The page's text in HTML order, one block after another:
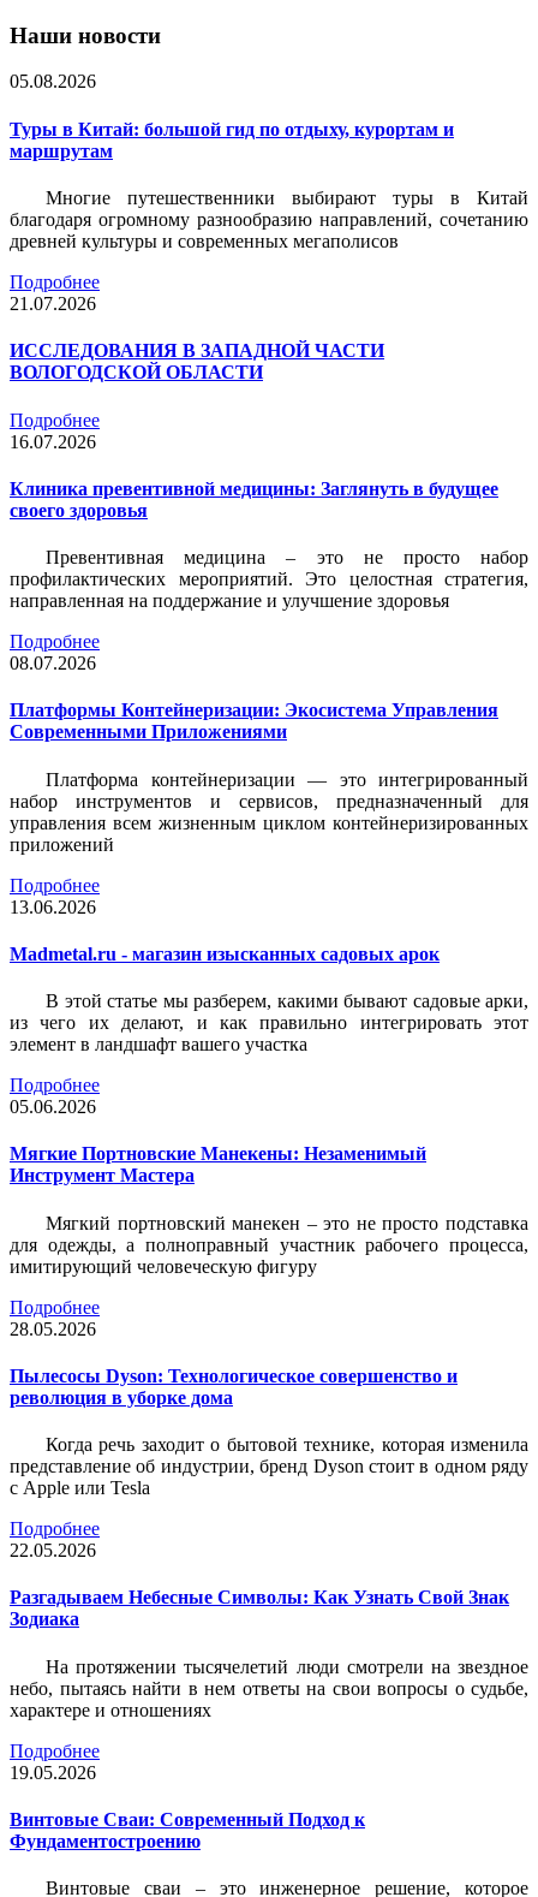
Наши новости
05.08.2026
Туры в Китай: большой гид по отдыху, курортам и
маршрутам
Многие путешественники выбирают туры в Китай
благодаря огромному разнообразию направлений, сочетанию
древней культуры и современных мегаполисов
Подробнее
21.07.2026
ИССЛЕДОВАНИЯ В ЗАПАДНОЙ ЧАСТИ
ВОЛОГОДСКОЙ ОБЛАСТИ
Подробнее
16.07.2026
Клиника превентивной медицины: Заглянуть в будущее
своего здоровья
Превентивная медицина – это не просто набор
профилактических мероприятий. Это целостная стратегия,
направленная на поддержание и улучшение здоровья
Подробнее
08.07.2026
Платформы Контейнеризации: Экосистема Управления
Современными Приложениями
Платформа контейнеризации — это интегрированный
набор инструментов и сервисов, предназначенный для
управления всем жизненным циклом контейнеризированных
приложений
Подробнее
13.06.2026
Madmetal.ru - магазин изысканных садовых арок
В этой статье мы разберем, какими бывают садовые арки,
из чего их делают, и как правильно интегрировать этот
элемент в ландшафт вашего участка
Подробнее
05.06.2026
Мягкие Портновские Манекены: Незаменимый
Инструмент Мастера
Мягкий портновский манекен – это не просто подставка
для одежды, а полноправный участник рабочего процесса,
имитирующий человеческую фигуру
Подробнее
28.05.2026
Пылесосы Dyson: Технологическое совершенство и
революция в уборке дома
Когда речь заходит о бытовой технике, которая изменила
представление об индустрии, бренд Dyson стоит в одном ряду
с Apple или Tesla
Подробнее
22.05.2026
Разгадываем Небесные Символы: Как Узнать Свой Знак
Зодиака
На протяжении тысячелетий люди смотрели на звездное
небо, пытаясь найти в нем ответы на свои вопросы о судьбе,
характере и отношениях
Подробнее
19.05.2026
Винтовые Сваи: Современный Подход к
Фундаментостроению
Винтовые сваи – это инженерное решение, которое